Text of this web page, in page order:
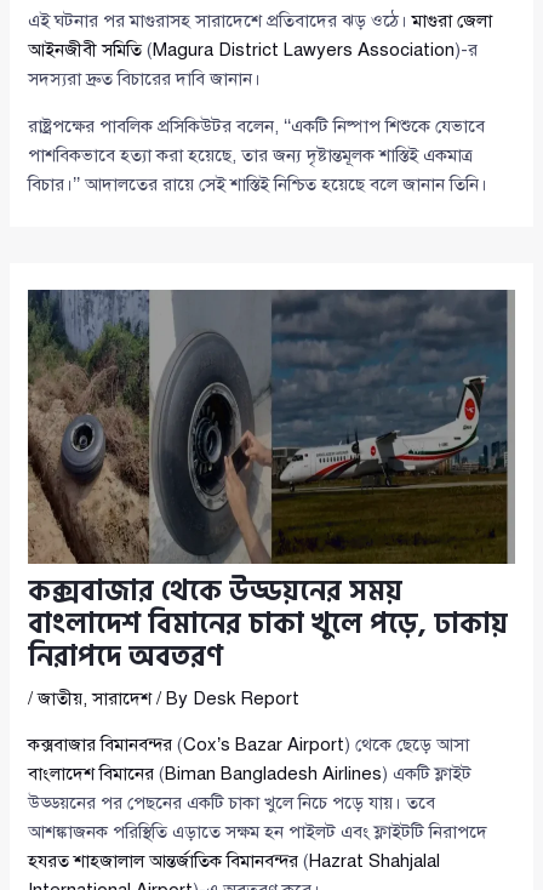
এই ঘটনার পর মাগুরাসহ সারাদেশে প্রতিবাদের ঝড় ওঠে।মাগুরা জেলা
আইনজীবী সমিতি(Magura District Lawyers Association)-র
সদস্যরা দ্রুত বিচারের দাবি জানান।
রাষ্ট্রপক্ষের পাবলিক প্রসিকিউটর বলেন, ‘‘একটি নিষ্পাপ শিশুকে যেভাবে
পাশবিকভাবে হত্যা করা হয়েছে, তার জন্য দৃষ্টান্তমূলক শাস্তিই একমাত্র
বিচার।’’ আদালতের রায়ে সেই শাস্তিই নিশ্চিত হয়েছে বলে জানান তিনি।
কক্সবাজার থেকে উড্ডয়নের সময়
বাংলাদেশ বিমানের চাকা খুলে পড়ে, ঢাকায়
নিরাপদে অবতরণ
/জাতীয়,সারাদেশ/ By Desk Report
কক্সবাজার বিমানবন্দর (Cox’s Bazar Airport) থেকে ছেড়ে আসা
বাংলাদেশ বিমানের (Biman Bangladesh Airlines) একটি ফ্লাইট
উড্ডয়নের পর পেছনের একটি চাকা খুলে নিচে পড়ে যায়। তবে
আশঙ্কাজনক পরিস্থিতি এড়াতে সক্ষম হন পাইলট এবং ফ্লাইটটি নিরাপদে
হযরত শাহজালাল আন্তর্জাতিক বিমানবন্দর (Hazrat Shahjalal